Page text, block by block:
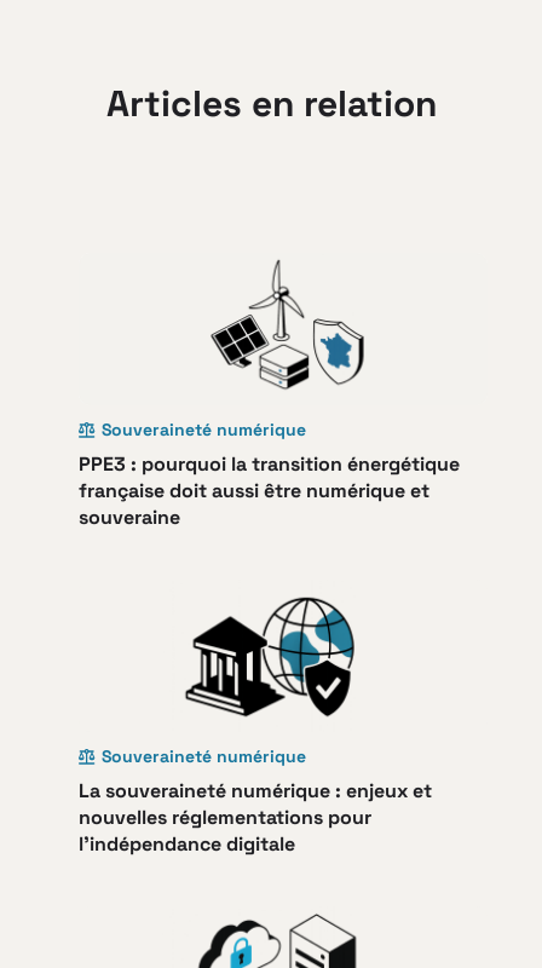
Articles en relation
Souveraineté numérique
PPE3 : pourquoi la transition énergétique
française doit aussi être numérique et
souveraine
Souveraineté numérique
La souveraineté numérique : enjeux et
nouvelles réglementations pour
l’indépendance digitale